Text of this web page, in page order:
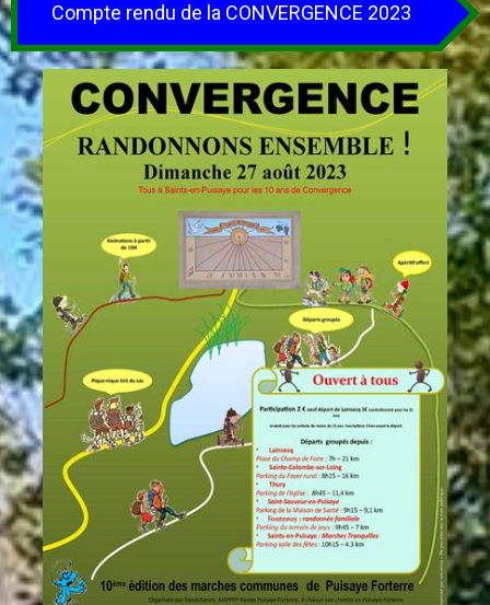
Compte rendu de la CONVERGENCE 2023